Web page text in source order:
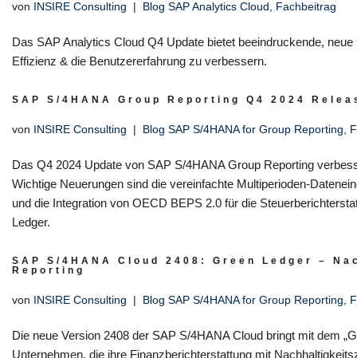
von INSIRE Consulting Blog SAP Analytics Cloud , Fachbeitrag
Das SAP Analytics Cloud Q4 Update bietet beeindruckende,
Effizienz & die Benutzererfahrung zu verbessern.
SAP S/4HANA Group Reporting Q4 2024
von INSIRE Consulting Blog SAP S/4HANA for Group Reporting,
Das Q4 2024 Update von SAP S/4HANA Group Reporting
Wichtige Neuerungen sind die vereinfachte Multiperioden-
und die Integration von OECD BEPS 2.0 für die
Ledger.
SAP S/4HANA Cloud 2408: Green Ledger –
Reporting
von INSIRE Consulting Blog SAP S/4HANA for Group Reporting,
Die neue Version 2408 der SAP S/4HANA Cloud bringt mit dem
Unternehmen, die ihre Finanzberichterstattung mit